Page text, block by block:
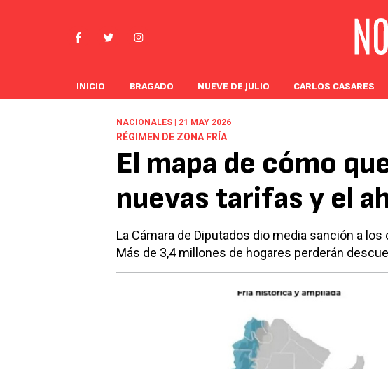
INICIO BRAGADO NUEVE DE JULIO CARLOS CASARES
NACIONALES | 21 MAY 2026
RÉGIMEN DE ZONA FRÍA
El mapa de cómo
nuevas tarifas y el
La Cámara de Diputados dio media sanción a
Más de 3,4 millones de hogares perderán